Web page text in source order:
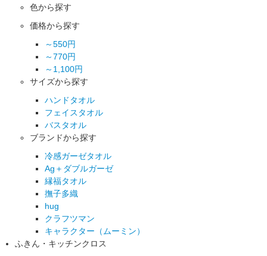
色から探す
価格から探す
～550円
～770円
～1,100円
サイズから探す
ハンドタオル
フェイスタオル
バスタオル
ブランドから探す
冷感ガーゼタオル
Ag＋ダブルガーゼ
縁福タオル
撫子多織
hug
クラフツマン
キャラクター（ムーミン）
ふきん・キッチンクロス